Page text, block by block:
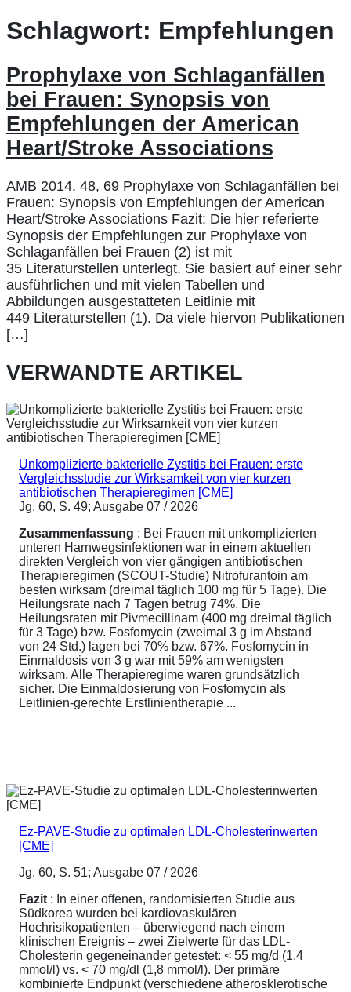
Schlagwort: Empfehlungen
Prophylaxe von Schlaganfällen
bei Frauen: Synopsis von
Empfehlungen der American
Heart/Stroke Associations
AMB 2014, 48, 69 Prophylaxe von Schlaganfällen bei
Frauen: Synopsis von Empfehlungen der American
Heart/Stroke Associations Fazit: Die hier referierte
Synopsis der Empfehlungen zur Prophylaxe von
Schlaganfällen bei Frauen (2) ist mit
35 Literaturstellen unterlegt. Sie basiert auf einer sehr
ausführlichen und mit vielen Tabellen und
Abbildungen ausgestatteten Leitlinie mit
449 Literaturstellen (1). Da viele hiervon Publikationen
[…]
VERWANDTE ARTIKEL
Unkomplizierte bakterielle Zystitis bei Frauen: erste
Vergleichsstudie zur Wirksamkeit von vier kurzen
antibiotischen Therapieregimen [CME]
Jg. 60, S. 49; Ausgabe 07 / 2026
Zusammenfassung : Bei Frauen mit unkomplizierten
unteren Harnwegsinfektionen war in einem aktuellen
direkten Vergleich von vier gängigen antibiotischen
Therapieregimen (SCOUT-Studie) Nitrofurantoin am
besten wirksam (dreimal täglich 100 mg für 5 Tage). Die
Heilungsrate nach 7 Tagen betrug 74%. Die
Heilungsraten mit Pivmecillinam (400 mg dreimal täglich
für 3 Tage) bzw. Fosfomycin (zweimal 3 g im Abstand
von 24 Std.) lagen bei 70% bzw. 67%. Fosfomycin in
Einmaldosis von 3 g war mit 59% am wenigsten
wirksam. Alle Therapieregime waren grundsätzlich
sicher. Die Einmaldosierung von Fosfomycin als
Leitlinien-gerechte Erstlinientherapie ...
Ez-PAVE-Studie zu optimalen LDL-Cholesterinwerten
[CME]
Jg. 60, S. 51; Ausgabe 07 / 2026
Fazit : In einer offenen, randomisierten Studie aus
Südkorea wurden bei kardiovaskulären
Hochrisikopatienten – überwiegend nach einem
klinischen Ereignis – zwei Zielwerte für das LDL-
Cholesterin gegeneinander getestet: < 55 mg/d (1,4
mmol/l) vs. < 70 mg/dl (1,8 mmol/l). Der primäre
kombinierte Endpunkt (verschiedene atherosklerotische